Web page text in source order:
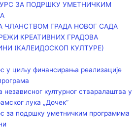
ЗА ПОДРШКУ УМЕТНИЧКИМ
ЧЛАНСТВОМ ГРАДА НОВОГ САДА
КРЕАТИВНИХ ГРАДОВА
(КАЛЕИДОСКОП КУЛТУРЕ)
у циљу финансирања реализације
независног културног стваралаштва у
лука „Дочек”
за подршку уметничким програмима